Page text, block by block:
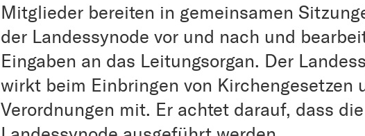
Mitglieder bereiten in gemeinsamen
der Landessynode vor und nach und
Eingaben an das Leitungsorgan. Der
wirkt beim Einbringen von Kirchengesetzen
Verordnungen mit. Er achtet darauf, dass